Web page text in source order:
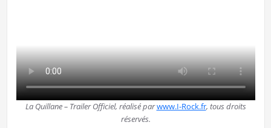
La Quillane – Trailer Officiel, réalisé parwww.I-Rock.fr, tous droits
réservés.